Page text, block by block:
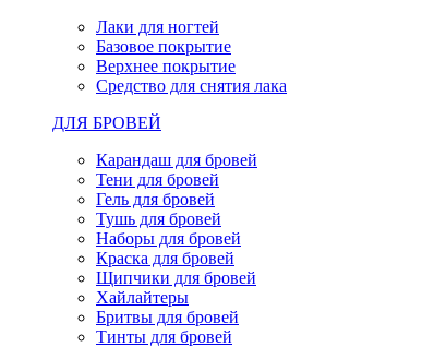
Лаки для ногтей
Базовое покрытие
Верхнее покрытие
Средство для снятия лака
ДЛЯ БРОВЕЙ
Карандаш для бровей
Тени для бровей
Гель для бровей
Тушь для бровей
Наборы для бровей
Краска для бровей
Щипчики для бровей
Хайлайтеры
Бритвы для бровей
Тинты для бровей